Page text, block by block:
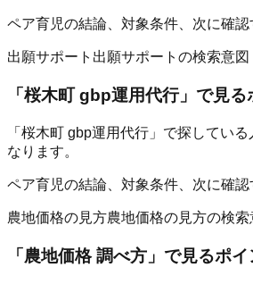
ペア育児の結論、対象条件、次に確
出願サポート 出願サポートの検索意図
「 桜木町 gbp運用代行」で見る
「桜木町 gbp運用代行」で探してい
なります。
ペア育児の結論、対象条件、次に確
農地価格の見方農地価格の見方の検索
「農地価格 調べ方 」で見るポイ